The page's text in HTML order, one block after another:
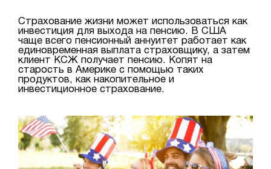
Страхование жизни может использоваться как
инвестиция для выхода на пенсию. В США
чаще всего пенсионный аннуитет работает как
единовременная выплата страховщику, а затем
клиент КСЖ получает пенсию. Копят на
старость в Америке с помощью таких
продуктов, как накопительное и
инвестиционное страхование.